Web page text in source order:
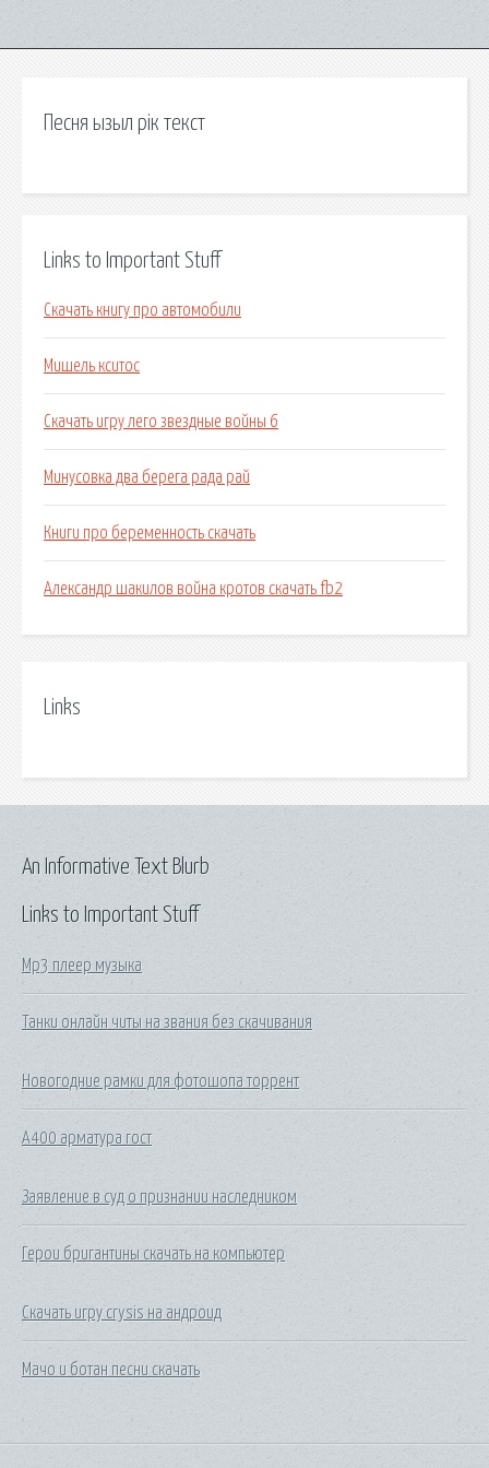
Песня ызыл рік текст
Links to Important Stuff
Скачать книгу про автомобили
Мишель кситос
Скачать игру лего звездные войны 6
Минусовка два берега рада рай
Книги про беременность скачать
Александр шакилов война кротов скачать fb2
Links
Links to Important Stuff
Mp3 плеер музыка
Танки онлайн читы на звания без скачивания
Новогодние рамки для фотошопа торрент
А400 арматура гост
Заявление в суд о признании наследником
Герои бригантины скачать на компьютер
Скачать игру crysis на андроид
Мачо и ботан песни скачать
An Informative Text Blurb